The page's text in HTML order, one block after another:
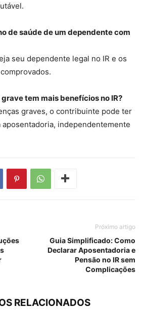
de saúde de um dependente com
seu dependente legal no IR e os
tem mais benefícios no IR?
graves, o contribuinte pode ter
aposentadoria, independentemente
Próximo artigo
Guia Simplificado: Como
Declarar Aposentadoria e
Pensão no IR sem
Complicações
RELACIONADOS